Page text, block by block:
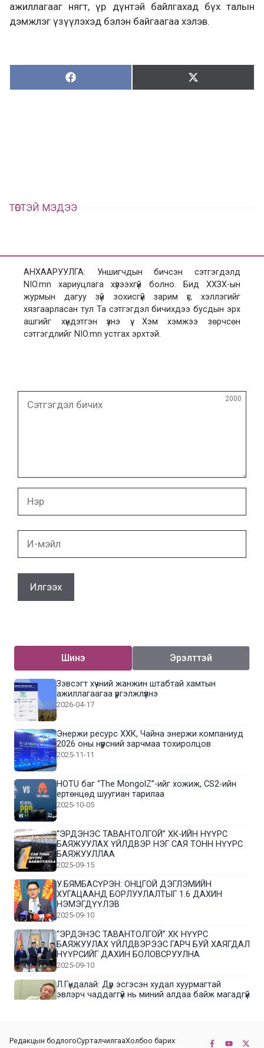
ажиллагааг нягт, үр дүнтэй байлгахад бүх талын
дэмжлэг үзүүлэхэд бэлэн байгаагаа хэлэв.
Хуваалцах:
Х
у
Түгээх:
Т
ү
ТӨСТЭЙ МЭДЭЭ
АНХААРУУЛГА: Уншигчдын бичсэн сэтгэгдэлд
NIO.mn хариуцлага хүлээхгүй болно. Бид ХХЗХ-ын
журмын дагуу зүй зохисгүй зарим үг, хэллэгийг
хязгаарласан тул Та сэтгэгдэл бичихдээ бусдын эрх
ашгийг хүндэтгэн үзнэ үү. Хэм хэмжээ зөрчсөн
сэтгэгдлийг NIO.mn устгах эрхтэй.
бичих
2000
Шинэ Эрэлттэй
Зэвсэгт хүчний жанжин штабтай хамтын
ажиллагаагаа үргэлжлүүлнэ
2026-04-17
Энержи ресурс ХХК, Чайна энержи компаниуд
2026 оны нүүрсний зарчмаа тохиролцов
2025-11-11
HOTU баг “The MongolZ”-ийг хожиж, CS2-ийн
ертөнцөд шуугиан тарилаа
2025-10-05
“ЭРДЭНЭС ТАВАНТОЛГОЙ” ХК-ИЙН НҮҮРС
БАЯЖУУЛАХ ҮЙЛДВЭР НЭГ САЯ ТОНН НҮҮРС
БАЯЖУУЛЛАА
2025-09-15
У.БЯМБАСҮРЭН: ОНЦГОЙ ДЭГЛЭМИЙН
ХУГАЦААНД БОРЛУУЛАЛТЫГ 1.6 ДАХИН
НЭМЭГДҮҮЛЭВ
2025-09-10
“ЭРДЭНЭС ТАВАНТОЛГОЙ” ХК НҮҮРС
БАЯЖУУЛАХ ҮЙЛДВЭРЭЭС ГАРЧ БУЙ ХАЯГДАЛ
НҮҮРСИЙГ ДАХИН БОЛОВСРУУЛНА
2025-09-10
Л.Гүндалай: Дүр эсгэсэн худал хуурмагтай
эвлэрч чаддаггүй нь миний алдаа байж магадгүй
БАГИЙН ИРГЭДИЙН ТӨЛӨӨЛӨЛ НҮҮРС
Редакцын бодлогоСурталчилгааХолбоо барих